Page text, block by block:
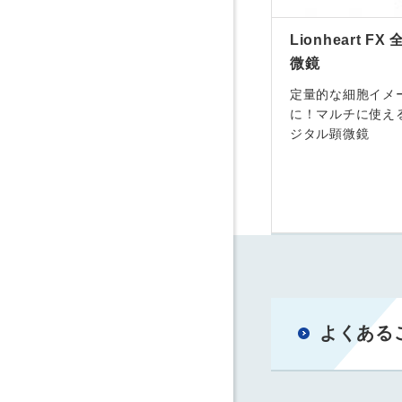
Lionheart FX
微鏡
定量的な細胞イメ
に！マルチに使え
ジタル顕微鏡
よくある